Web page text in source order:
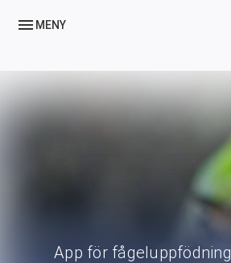
menu MENY
App för fågeluppfödning